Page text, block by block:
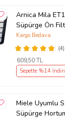
Arnica Mila
Süpürge Ön
Hepa13 Filtre
(4)
Kargo Bedava
609,50 TL
Sepette %14
Miele Uyumlu
Süpürge